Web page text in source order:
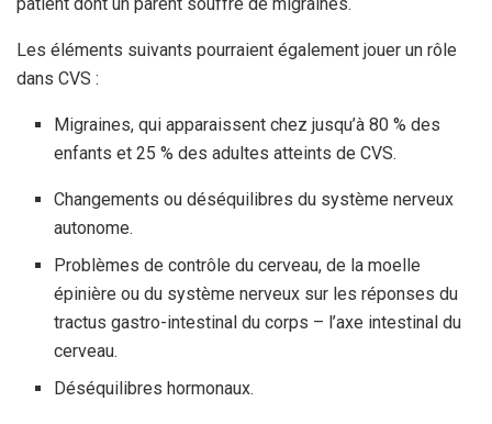
patient dont un parent souffre de migraines.
Les éléments suivants pourraient également jouer un rôle
dans CVS :
Migraines, qui apparaissent chez jusqu’à 80 % des
enfants et 25 % des adultes atteints de CVS.
Changements ou déséquilibres du système nerveux
autonome.
Problèmes de contrôle du cerveau, de la moelle
épinière ou du système nerveux sur les réponses du
tractus gastro-intestinal du corps – l’axe intestinal du
cerveau.
Déséquilibres hormonaux.